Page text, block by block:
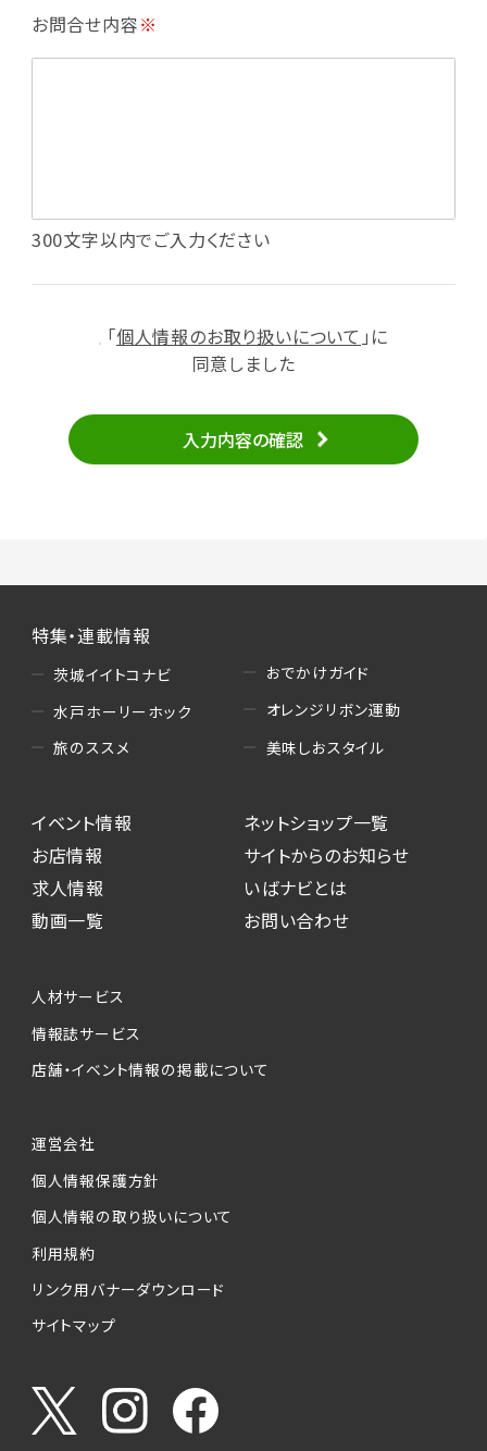
・メールマガジンの配信
・本サービスに関する規約等の変更の通知
・投稿したクチコミ情報、写真の本サービスへの
・メールマガジン、お知らせ、広告等の配信
（2）ユーザーからのお問い合わせへの対応
せの内容確認、返答
・当サービスの品質改善
・読者プレゼント、アンケート等、当サービスが実
施するキャンペーンの抽選、当選者への連絡及
び発送 ・ユーザーの趣向や属性情報等の分析
（5）広告主への問い合わせ・応募等への対応
・本サービスを通じて求人広告に応募した際の
選考に関する連絡
・本サービスを通じて店舗への来店予約を登録
した際の内容確認、返答
本サービスが収集する個人情報は、ご本人の意
ービスの実施にあたりそれぞれ必要となる項目
を入力いただかない場合は、各々のサービスを
個人情報の第三者への提供について
当社は、以下の提供先に対して個人情報を提供
します。
(1)お客様が求人応募フォームより個人情報を
送信した事業主（広告主）への提供
お客様が求職活動・応募等を行った企業による
うやりとり・情報提供（採否・合否の検討を含み
ます）
お問合せ内容※
300文字以内でご入力ください
「個人情報のお取り扱いについて 」に
同意しました
入力内容の確認
特集・連載情報
茨城イイトコナビ
水戸ホーリーホック
旅のススメ
おでかけガイド
オレンジリボン運動
美味しおスタイル
イベント情報
お店情報
求人情報
動画一覧
ネットショップ一覧
サイトからのお知らせ
いばナビとは
お問い合わせ
人材サービス
情報誌サービス
店舗・イベント情報の掲載について
運営会社
個人情報保護方針
個人情報の取り扱いについて
利用規約
リンク用バナーダウンロード
サイトマップ